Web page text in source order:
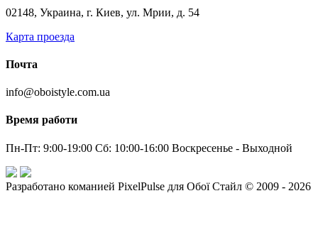
02148, Украина, г. Киев, ул. Мрии, д. 54
Карта проезда
Почта
info@oboistyle.com.ua
Время работи
Пн-Пт: 9:00-19:00 Сб: 10:00-16:00 Воскресенье - Выходной
Разработано команией PixelPulse для Обої Стайл © 2009 - 2026